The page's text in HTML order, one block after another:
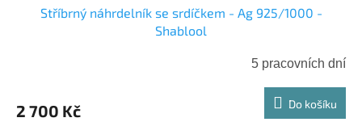
Stříbrný náhrdelník se srdíčkem - Ag 925/1000 -
Shablool
5 pracovních dní
2 700 Kč Do košíku